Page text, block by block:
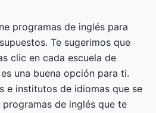
programas de inglés para
Te sugerimos que
clic en cada escuela de
una buena opción para ti.
e institutos de idiomas que se
de inglés que te